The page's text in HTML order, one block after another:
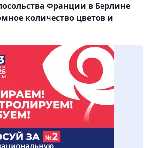
Франции в Берлине
количество цветов и